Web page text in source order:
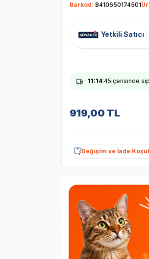
Barkod: 8410650174501
Yetkili Satıcı
11:14:44içerisinde
919,00 TL
Değişim ve İade